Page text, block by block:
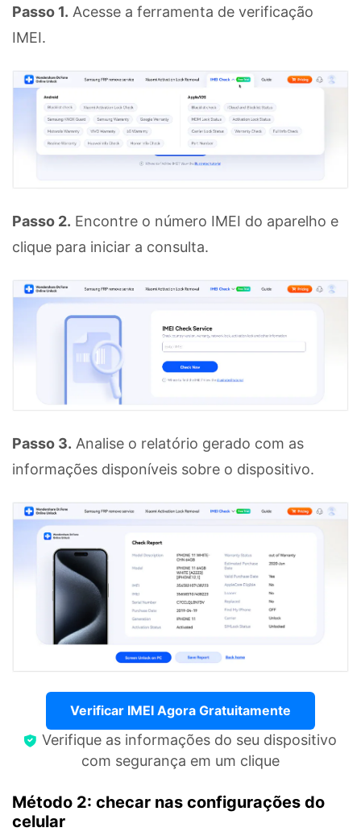
Passo 1. Acesse a ferramenta de verificação
IMEI.
Passo 2. Encontre o número IMEI do aparelho e
clique para iniciar a consulta.
Passo 3. Analise o relatório gerado com as
informações disponíveis sobre o dispositivo.
Verificar IMEI Agora Gratuitamente
Verifique as informações do seu dispositivo
com segurança em um clique
Método 2: checar nas configurações do
celular